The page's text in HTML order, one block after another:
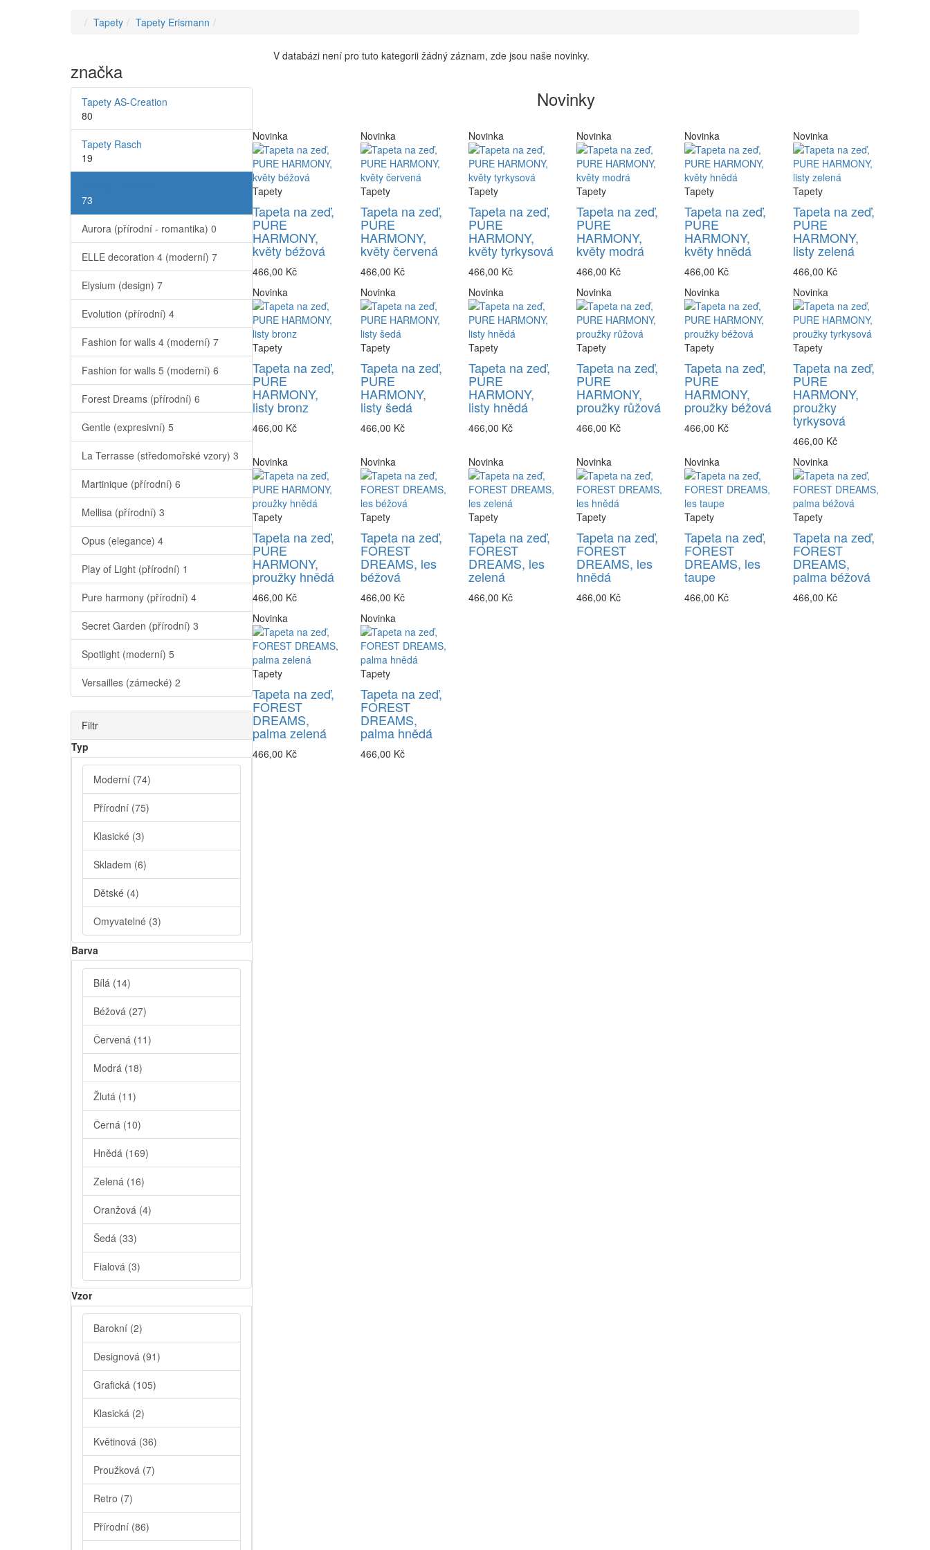
Tapety Tapety Erismann
značka
Tapety AS-Creation
80
Tapety Rasch
19
73
Aurora (přírodní - romantika) 0
ELLE decoration 4 (moderní) 7
Elysium (design) 7
Evolution (přírodní) 4
Fashion for walls 4 (moderní) 7
Fashion for walls 5 (moderní) 6
Forest Dreams (přírodní) 6
Gentle (expresivní) 5
La Terrasse (středomořské vzory) 3
Martinique (přírodní) 6
Mellisa (přírodní) 3
Opus (elegance) 4
Play of Light (přírodní) 1
Pure harmony (přírodní) 4
Secret Garden (přírodní) 3
Spotlight (moderní) 5
Versailles (zámecké) 2
Filtr
Typ
Moderní (74)
Přírodní (75)
Klasické (3)
Skladem (6)
Dětské (4)
Omyvatelné (3)
Barva
Bílá (14)
Béžová (27)
Červená (11)
Modrá (18)
Žlutá (11)
Černá (10)
Hnědá (169)
Zelená (16)
Oranžová (4)
Šedá (33)
Fialová (3)
Vzor
Barokní (2)
Designová (91)
Grafická (105)
Klasická (2)
Květinová (36)
Proužková (7)
Retro (7)
Přírodní (86)
V databázi není pro tuto kategorii žádný záznam, zde jsou naše novinky.
Novinky
Novinka
Tapety
Tapeta na zeď,
PURE
HARMONY,
květy béžová
466,00 Kč
Novinka
Tapety
Tapeta na zeď,
PURE
HARMONY,
květy červená
466,00 Kč
Novinka
Tapety
Tapeta na zeď,
PURE
HARMONY,
květy tyrkysová
466,00 Kč
Novinka
Tapety
Tapeta na zeď,
PURE
HARMONY,
květy modrá
466,00 Kč
Novinka
Tapety
Tapeta na zeď,
PURE
HARMONY,
květy hnědá
466,00 Kč
Novinka
Tapety
Tapeta na zeď,
PURE
HARMONY,
listy zelená
466,00 Kč
Novinka
Tapety
Tapeta na zeď,
PURE
HARMONY,
listy bronz
466,00 Kč
Novinka
Tapety
Tapeta na zeď,
PURE
HARMONY,
listy šedá
466,00 Kč
Novinka
Tapety
Tapeta na zeď,
PURE
HARMONY,
listy hnědá
466,00 Kč
Novinka
Tapety
Tapeta na zeď,
PURE
HARMONY,
proužky růžová
466,00 Kč
Novinka
Tapety
Tapeta na zeď,
PURE
HARMONY,
proužky béžová
466,00 Kč
Novinka
Tapety
Tapeta na zeď,
PURE
HARMONY,
proužky
tyrkysová
466,00 Kč
Novinka
Tapety
Tapeta na zeď,
PURE
HARMONY,
proužky hnědá
466,00 Kč
Novinka
Tapety
Tapeta na zeď,
FOREST
DREAMS, les
béžová
466,00 Kč
Novinka
Tapety
Tapeta na zeď,
FOREST
DREAMS, les
zelená
466,00 Kč
Novinka
Tapety
Tapeta na zeď,
FOREST
DREAMS, les
hnědá
466,00 Kč
Novinka
Tapety
Tapeta na zeď,
FOREST
DREAMS, les
taupe
466,00 Kč
Novinka
Tapety
Tapeta na zeď,
FOREST
DREAMS,
palma béžová
466,00 Kč
Novinka
Tapety
Tapeta na zeď,
FOREST
DREAMS,
palma zelená
466,00 Kč
Novinka
Tapety
Tapeta na zeď,
FOREST
DREAMS,
palma hnědá
466,00 Kč